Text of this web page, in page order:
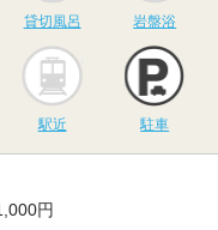
貸切風呂 岩盤浴
ウナ
駅近 駐車
円